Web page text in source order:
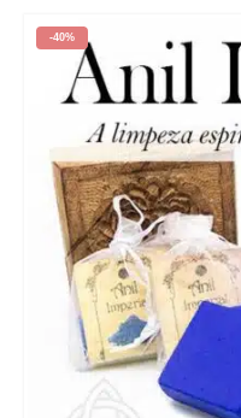
-40%